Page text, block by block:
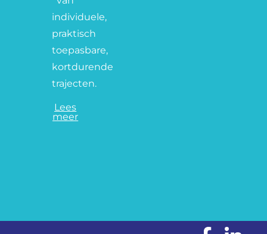
individuele,
praktisch
toepasbare,
kortdurende
trajecten.
Lees
meer